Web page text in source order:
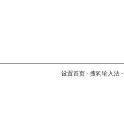
设置首页 - 搜狗输入法 -